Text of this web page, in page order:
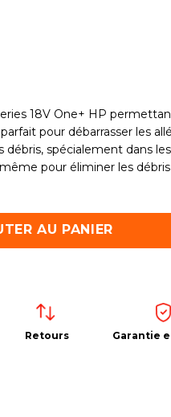
18V One+ HP
pour débarrasser les
spécialement dans
pour éliminer les débris
AU PANIER
Retours Garantie